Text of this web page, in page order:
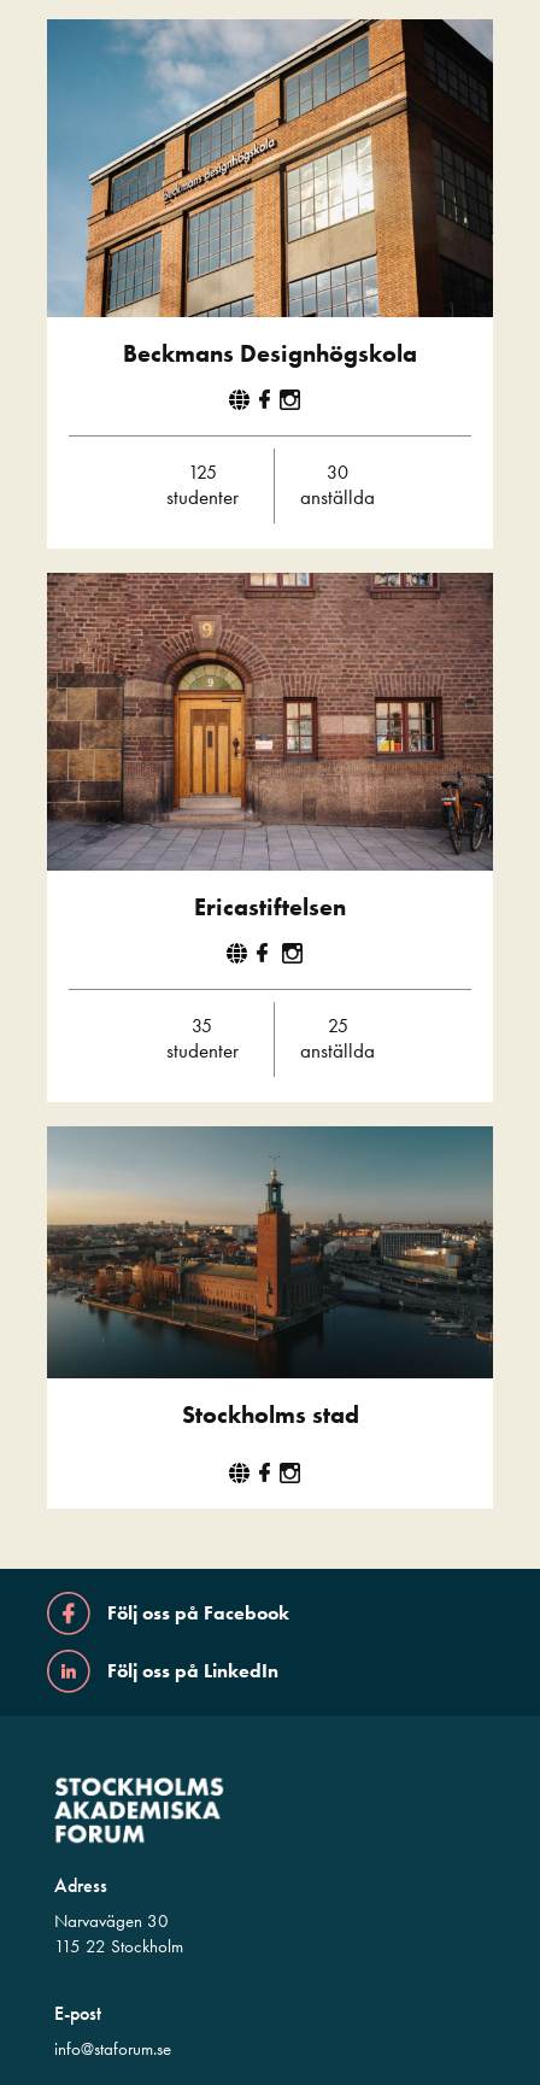
Beckmans Designhögskola
125
studenter
30
anställda
Ericastiftelsen
35
studenter
25
anställda
Stockholms stad
Följ oss på Facebook
Följ oss på LinkedIn
Adress
Narvavägen 30
115 22 Stockholm
E-post
info@staforum.se